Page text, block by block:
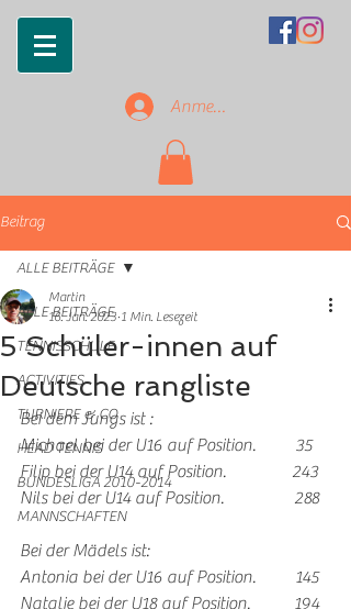
Anmelden
Beitrag
ALLE BEITRÄGE
TENNISSCHULE
ACTIVITIES
TURNIERE & CO
HEAD TENNIS
BUNDESLIGA 2010-2014
MANNSCHAFTEN
ALLE BEITRÄGE
5 Schüler-innen auf
Deutsche rangliste
Martin
16. Jan. 2023 1 Min. Lesezeit
Bei dem Jungs ist :
Michael bei der U16 auf Position.         35
Filip bei der U14 auf Position.               243
Nils bei der U14 auf Position.                288
Bei der Mädels ist:
Antonia bei der U16 auf Position.         145
Natalie bei der U18 auf Position.          194